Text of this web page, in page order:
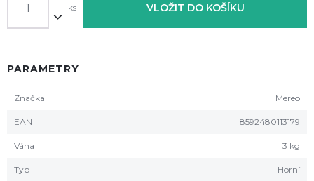
ks VLOŽIT DO KOŠÍKU
PARAMETRY
Značka Mereo
EAN 8592480113179
Váha 3 kg
Typ Horní